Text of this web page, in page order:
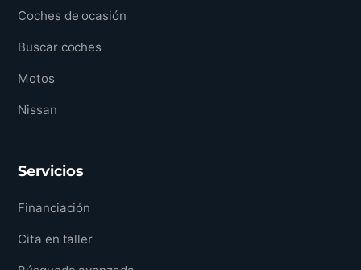
Coches de ocasión
Buscar coches
Motos
Nissan
Servicios
Financiación
Cita en taller